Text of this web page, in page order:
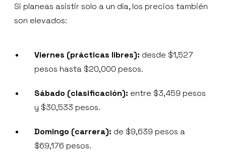
Si planeas asistir solo a un día, los precios también
son elevados:
Viernes (prácticas libres): desde $1,527
pesos hasta $20,000 pesos.
Sábado (clasificación): entre $3,459 pesos
y $30,533 pesos.
Domingo (carrera): de $9,639 pesos a
$69,176 pesos.